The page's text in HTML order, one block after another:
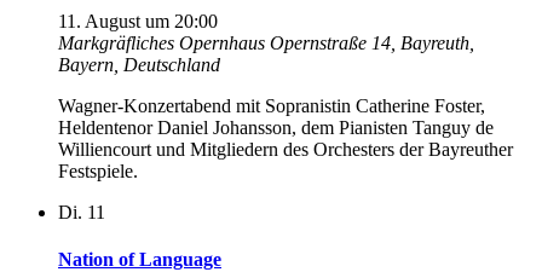
11. August um 20:00
Markgräfliches Opernhaus Opernstraße 14, Bayreuth,
Bayern, Deutschland
Wagner-Konzertabend mit Sopranistin Catherine Foster,
Heldentenor Daniel Johansson, dem Pianisten Tanguy de
Williencourt und Mitgliedern des Orchesters der Bayreuther
Festspiele.
Di. 11
Nation of Language